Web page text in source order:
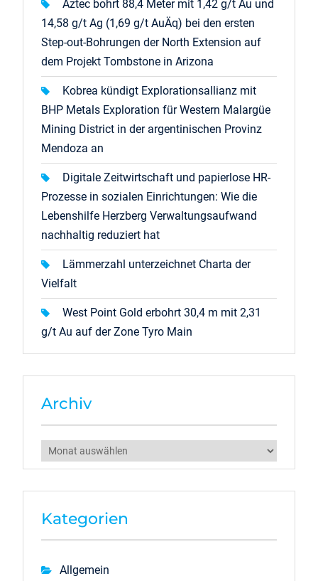
Aztec bohrt 88,4 Meter mit 1,42 g/t Au und
14,58 g/t Ag (1,69 g/t AuÄq) bei den ersten
Step-out-Bohrungen der North Extension auf
dem Projekt Tombstone in Arizona
Kobrea kündigt Explorationsallianz mit
BHP Metals Exploration für Western Malargüe
Mining District in der argentinischen Provinz
Mendoza an
Digitale Zeitwirtschaft und papierlose HR-
Prozesse in sozialen Einrichtungen: Wie die
Lebenshilfe Herzberg Verwaltungsaufwand
nachhaltig reduziert hat
Lämmerzahl unterzeichnet Charta der
Vielfalt
West Point Gold erbohrt 30,4 m mit 2,31
g/t Au auf der Zone Tyro Main
Archiv
Archiv
Kategorien
Allgemein